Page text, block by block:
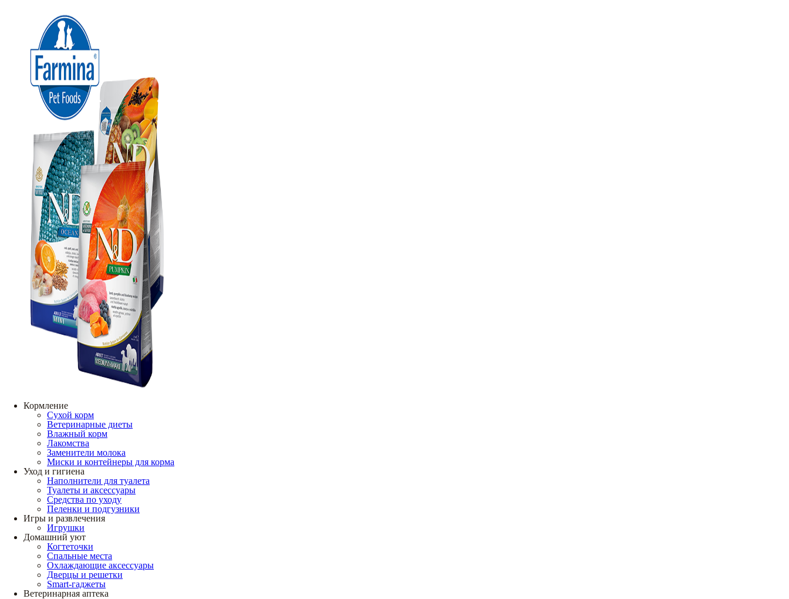
Кормление
Сухой корм
Ветеринарные диеты
Влажный корм
Лакомства
Заменители молока
Миски и контейнеры для корма
Уход и гигиена
Наполнители для туалета
Туалеты и аксессуары
Средства по уходу
Пеленки и подгузники
Игры и развлечения
Игрушки
Домашний уют
Когтеточки
Спальные места
Охлаждающие аксессуары
Дверцы и решетки
Smart-гаджеты
Ветеринарная аптека